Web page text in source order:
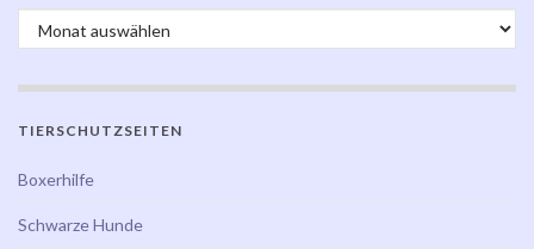
Einträge nach Datum
TIERSCHUTZSEITEN
Boxerhilfe
Schwarze Hunde